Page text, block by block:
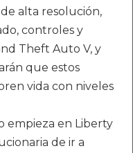
alta resolución,
controles y
Theft Auto V, y
que estos
vida con niveles
empieza en Liberty
de ir a